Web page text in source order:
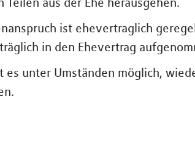
ist ehevertraglich
in den Ehevertrag
es unter Umständen möglich,